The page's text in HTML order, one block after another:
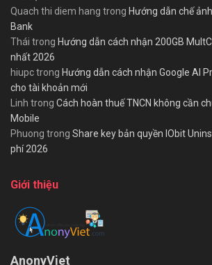
Quach thi diem hang trong Hướng dẫn chế
Bank
Thái trong Hướng dẫn cách nhận 200GB
nhất 2026
hiupctrong Hướng dẫn cách nhận Google AI
cho tài khoản mới
Linh trong Cách hoàn thuế TNCN không cần
Mobile
Phuong trong Share key bản quyền IObit
phí 2026
Giới thiệu
AnonyViet